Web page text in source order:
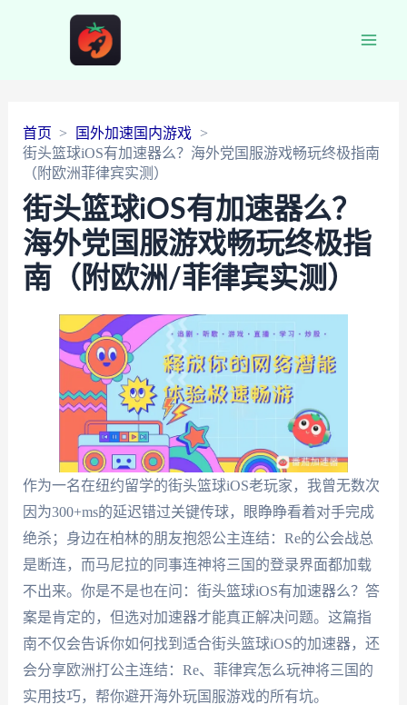
首页
国外加速国内游戏
街头篮球iOS有加速器么？海外党国服游戏畅玩终极指南
（附欧洲菲律宾实测）
街头篮球iOS有加速器么？
海外党国服游戏畅玩终极指
南（附欧洲/菲律宾实测）
作为一名在纽约留学的街头篮球iOS老玩家，我曾无数次
因为300+ms的延迟错过关键传球，眼睁睁看着对手完成
绝杀；身边在柏林的朋友抱怨公主连结：Re的公会战总
是断连，而马尼拉的同事连神将三国的登录界面都加载
不出来。你是不是也在问：街头篮球iOS有加速器么？答
案是肯定的，但选对加速器才能真正解决问题。这篇指
南不仅会告诉你如何找到适合街头篮球iOS的加速器，还
会分享欧洲打公主连结：Re、菲律宾怎么玩神将三国的
实用技巧，帮你避开海外玩国服游戏的所有坑。